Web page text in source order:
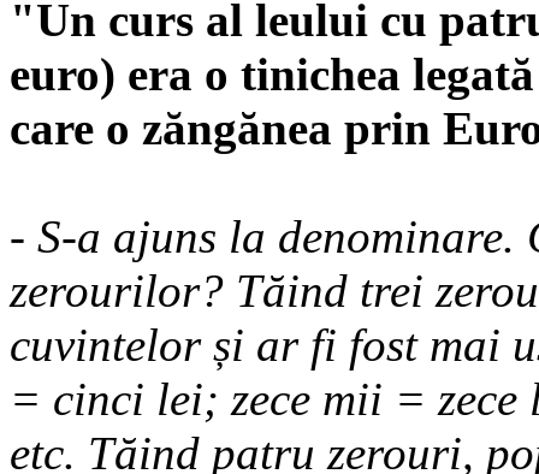
"Un curs al leului cu
euro) era o tinichea
care o zăngănea prin
- S-a ajuns la
zerourilor? Tăind trei
cuvintelor și ar fi fost mai
= cinci lei; zece mii =
etc. Tăind patru ze­ro­uri,